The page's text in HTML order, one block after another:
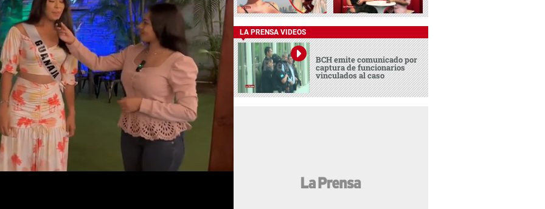
LA PRENSA VIDEOS
BCH emite comunicado por
captura de funcionarios
vinculados al caso